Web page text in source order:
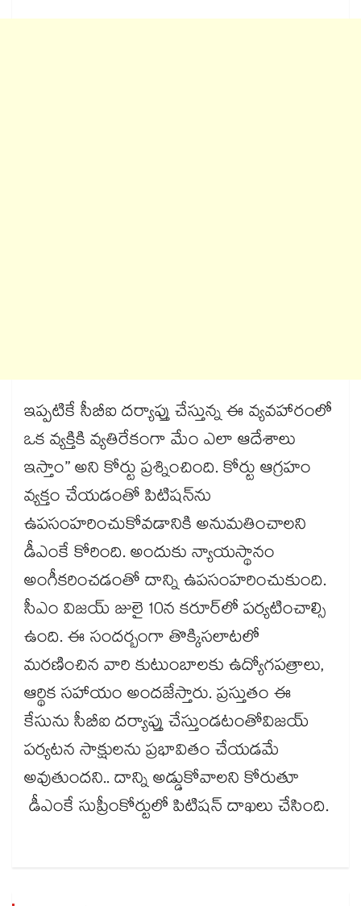
ఇప్పటికే సీబీఐ దర్యాప్తు చేస్తున్న ఈ వ్యవహారంలో
ఒక వ్యక్తికి వ్యతిరేకంగా మేం ఎలా ఆదేశాలు
ఇస్తాం” అని కోర్టు ప్రశ్నించింది. కోర్టు ఆగ్రహం
వ్యక్తం చేయడంతో పిటిషన్‌‌ను
ఉపసంహరించుకోవడానికి అనుమతించాలని
డీఎంకే కోరింది. అందుకు న్యాయస్థానం
అంగీకరించడంతో దాన్ని ఉపసంహరించుకుంది.
సీఎం విజయ్ జులై 10న కరూర్‌‌‌‌లో పర్యటించాల్సి
ఉంది. ఈ సందర్బంగా తొక్కిసలాటలో
మరణించిన వారి కుటుంబాలకు ఉద్యోగపత్రాలు,
ఆర్థిక సహాయం అందజేస్తారు. ప్రస్తుతం ఈ
కేసును సీబీఐ దర్యాప్తు చేస్తుండటంతోవిజయ్​
పర్యటన సాక్షులను ప్రభావితం చేయడమే
అవుతుందని.. దాన్ని అడ్డుకోవాలని కోరుతూ
డీఎంకే సుప్రీంకోర్టులో పిటిషన్ దాఖలు చేసింది.